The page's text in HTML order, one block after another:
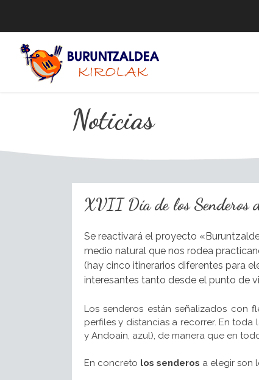
content
Noticias
XVII Día de los
Se reactivará el proyecto
medio natural que nos rodea
(hay cinco itinerarios diferentes para
interesantes tanto desde el punto de
Los senderos están señalizados con
perfiles y distancias a recorrer. En toda
y Andoain, azul), de manera que en
En concreto los senderos a elegir son